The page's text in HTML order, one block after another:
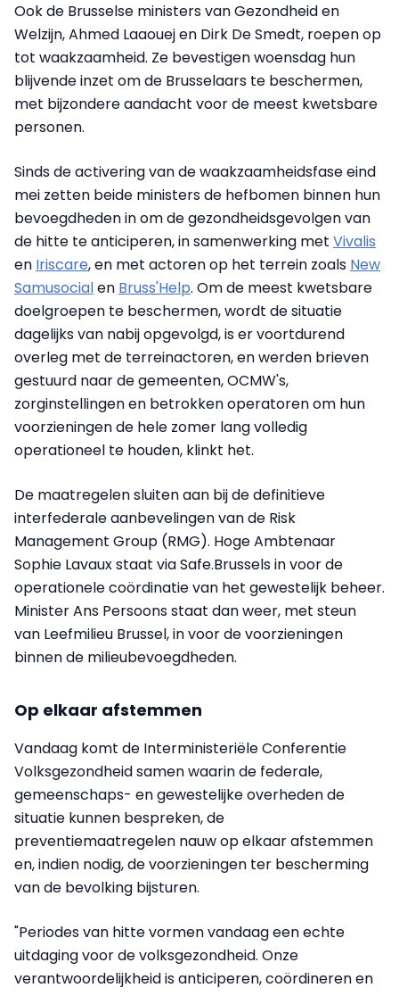
Ook de Brusselse ministers van Gezondheid en
Welzijn, Ahmed Laaouej en Dirk De Smedt, roepen op
tot waakzaamheid. Ze bevestigen woensdag hun
blijvende inzet om de Brusselaars te beschermen,
met bijzondere aandacht voor de meest kwetsbare
personen.
Sinds de activering van de waakzaamheidsfase eind
mei zetten beide ministers de hefbomen binnen hun
bevoegdheden in om de gezondheidsgevolgen van
de hitte te anticiperen, in samenwerking met Vivalis
en Iriscare, en met actoren op het terrein zoals New
Samusocialen Bruss'Help. Om de meest kwetsbare
doelgroepen te beschermen, wordt de situatie
dagelijks van nabij opgevolgd, is er voortdurend
overleg met de terreinactoren, en werden brieven
gestuurd naar de gemeenten, OCMW's,
zorginstellingen en betrokken operatoren om hun
voorzieningen de hele zomer lang volledig
operationeel te houden, klinkt het.
De maatregelen sluiten aan bij de definitieve
interfederale aanbevelingen van de Risk
Management Group (RMG). Hoge Ambtenaar
Sophie Lavaux staat via Safe.Brussels in voor de
operationele coördinatie van het gewestelijk beheer.
Minister Ans Persoons staat dan weer, met steun
van Leefmilieu Brussel, in voor de voorzieningen
binnen de milieubevoegdheden.
Op elkaar afstemmen
Vandaag komt de Interministeriële Conferentie
Volksgezondheid samen waarin de federale,
gemeenschaps- en gewestelijke overheden de
situatie kunnen bespreken, de
preventiemaatregelen nauw op elkaar afstemmen
en, indien nodig, de voorzieningen ter bescherming
van de bevolking bijsturen.
"Periodes van hitte vormen vandaag een echte
uitdaging voor de volksgezondheid. Onze
verantwoordelijkheid is anticiperen, coördineren en